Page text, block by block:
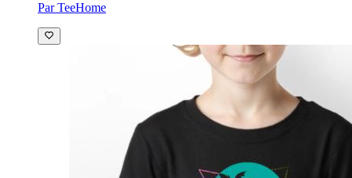
Par TeeHome